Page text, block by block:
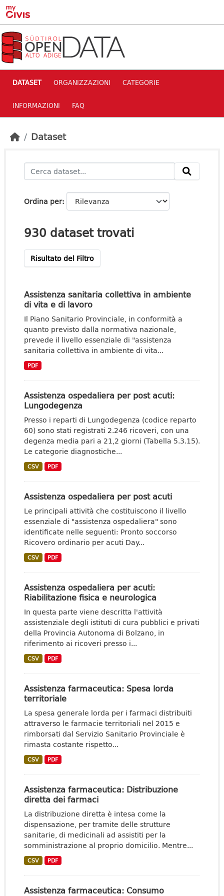
Skip to main content
DATASET ORGANIZZAZIONI CATEGORIE
INFORMAZIONI FAQ
Dataset
Ordina per
930 dataset trovati
Risultato del Filtro
Assistenza sanitaria collettiva in ambiente
di vita e di lavoro
Il Piano Sanitario Provinciale, in conformità a
quanto previsto dalla normativa nazionale,
prevede il livello essenziale di "assistenza
sanitaria collettiva in ambiente di vita...
PDF
Assistenza ospedaliera per post acuti:
Lungodegenza
Presso i reparti di Lungodegenza (codice reparto
60) sono stati registrati 2.246 ricoveri, con una
degenza media pari a 21,2 giorni (Tabella 5.3.15).
Le categorie diagnostiche...
CSV PDF
Assistenza ospedaliera per post acuti
Le principali attività che costituiscono il livello
essenziale di "assistenza ospedaliera" sono
identificate nelle seguenti: Pronto soccorso
Ricovero ordinario per acuti Day...
CSV PDF
Assistenza ospedaliera per acuti:
Riabilitazione fisica e neurologica
In questa parte viene descritta l'attività
assistenziale degli istituti di cura pubblici e privati
della Provincia Autonoma di Bolzano, in
riferimento ai ricoveri presso i...
CSV PDF
Assistenza farmaceutica: Spesa lorda
territoriale
La spesa generale lorda per i farmaci distribuiti
attraverso le farmacie territoriali nel 2015 e
rimborsati dal Servizio Sanitario Provinciale è
rimasta costante rispetto...
CSV PDF
Assistenza farmaceutica: Distribuzione
diretta dei farmaci
La distribuzione diretta è intesa come la
dispensazione, per tramite delle strutture
sanitarie, di medicinali ad assistiti per la
somministrazione al proprio domicilio. Mentre...
CSV PDF
Assistenza farmaceutica: Consumo